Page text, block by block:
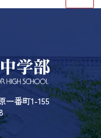
一番町1-155